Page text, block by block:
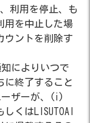
利用を停止、も
用を中止した場
ウントを削除す
によりいつで
に終了すること
ーザーが、(i)
くはLISUTOAI